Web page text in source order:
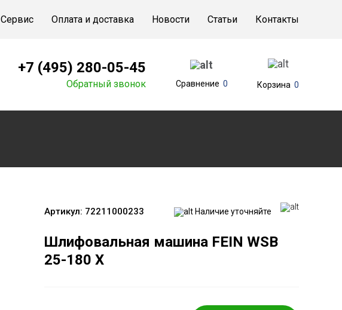
Сервис Оплата и доставка Новости Статьи Контакты
+7 (495) 280-05-45
Обратный звонок Сравнение 0 Корзина 0
Артикул: 72211000233 Наличие уточняйте
Шлифовальная машина FEIN WSB
25-180 X